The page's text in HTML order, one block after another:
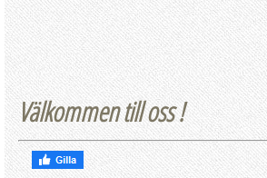
Välkommen till oss !